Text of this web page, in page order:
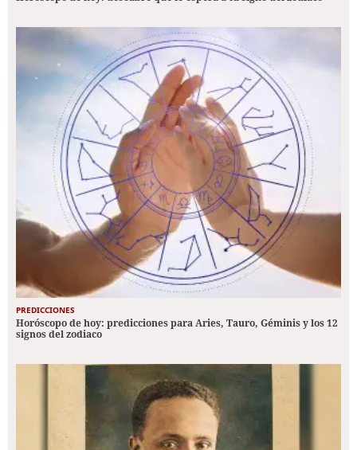
PREDICCIONES
Horóscopo de hoy: predicciones para Aries, Tauro, Géminis y los 12
signos del zodiaco